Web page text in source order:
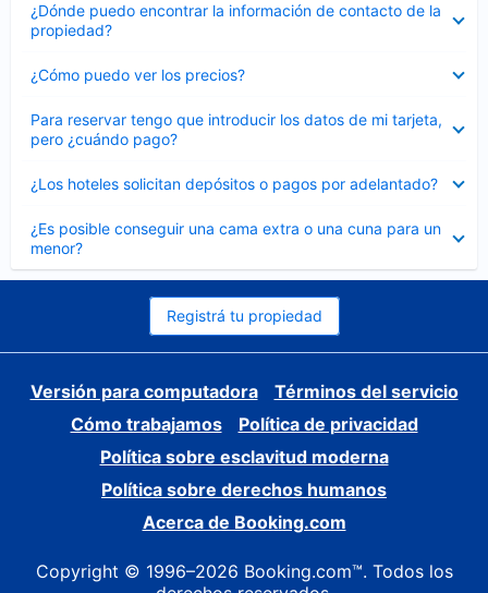
¿Dónde puedo encontrar la información de contacto de la
propiedad?
cerrado
¿Cómo puedo ver los precios?
cerrado
Para reservar tengo que introducir los datos de mi tarjeta,
pero ¿cuándo pago?
cerrado
¿Los hoteles solicitan depósitos o pagos por adelantado?
cerrado
¿Es posible conseguir una cama extra o una cuna para un
menor?
cerrado
Registrá tu propiedad
Versión para computadora
Términos del servicio
Cómo trabajamos
Política de privacidad
Política sobre esclavitud moderna
Política sobre derechos humanos
Acerca de Booking.com
Copyright © 1996–2026 Booking.com™. Todos los